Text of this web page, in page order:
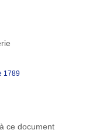
1789
ce document